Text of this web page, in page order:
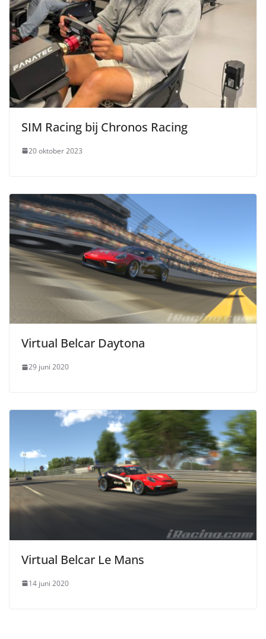
SIM Racing bij Chronos Racing
20 oktober 2023
Virtual Belcar Daytona
29 juni 2020
Virtual Belcar Le Mans
14 juni 2020